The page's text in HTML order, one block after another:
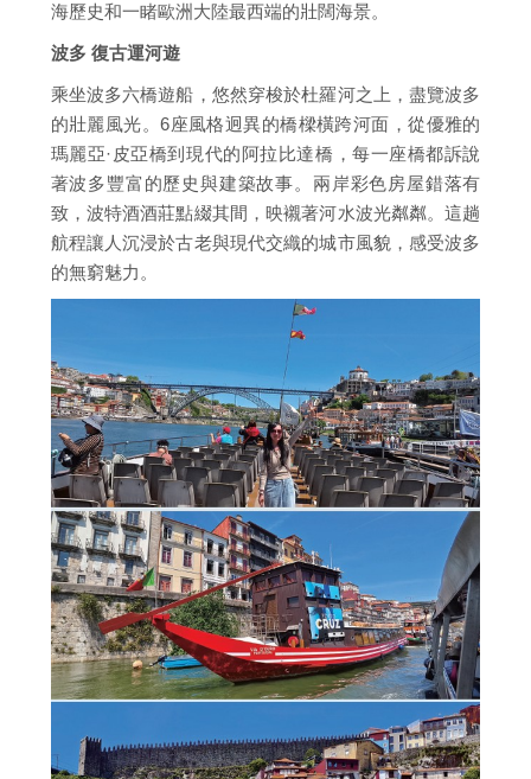
海歷史和一睹歐洲大陸最西端的壯闊海景。
波多 復古運河遊
乘坐波多六橋遊船，悠然穿梭於杜羅河之上，盡覽波多
的壯麗風光。6座風格迥異的橋樑橫跨河面，從優雅的
瑪麗亞·皮亞橋到現代的阿拉比達橋，每一座橋都訴說
著波多豐富的歷史與建築故事。兩岸彩色房屋錯落有
致，波特酒酒莊點綴其間，映襯著河水波光粼粼。這趟
航程讓人沉浸於古老與現代交織的城市風貌，感受波多
的無窮魅力。